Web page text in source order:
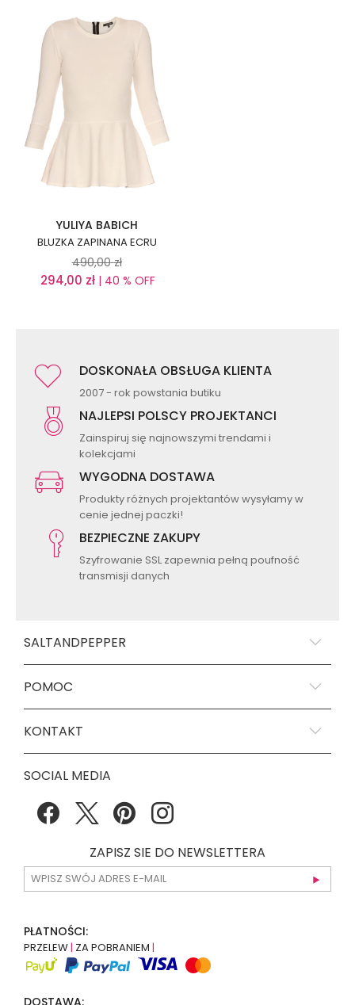
YULIYA BABICH
BLUZKA ZAPINANA ECRU
490,00 zł
294,00 zł | 40 % OFF
DOSKONAŁA OBSŁUGA KLIENTA
2007 - rok powstania butiku
NAJLEPSI POLSCY PROJEKTANCI
Zainspiruj się najnowszymi trendami i
kolekcjami
WYGODNA DOSTAWA
Produkty różnych projektantów wysyłamy w
cenie jednej paczki!
BEZPIECZNE ZAKUPY
Szyfrowanie SSL zapewnia pełną poufność
transmisji danych
SALTANDPEPPER
POMOC
KONTAKT
SOCIAL MEDIA
ZAPISZ SIE DO NEWSLETTERA
PŁATNOŚCI:
PRZELEW| ZA POBRANIEM |
DOSTAWA: